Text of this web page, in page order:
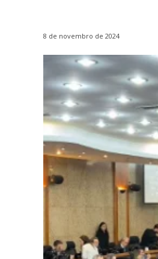
8 de novembro de 2024